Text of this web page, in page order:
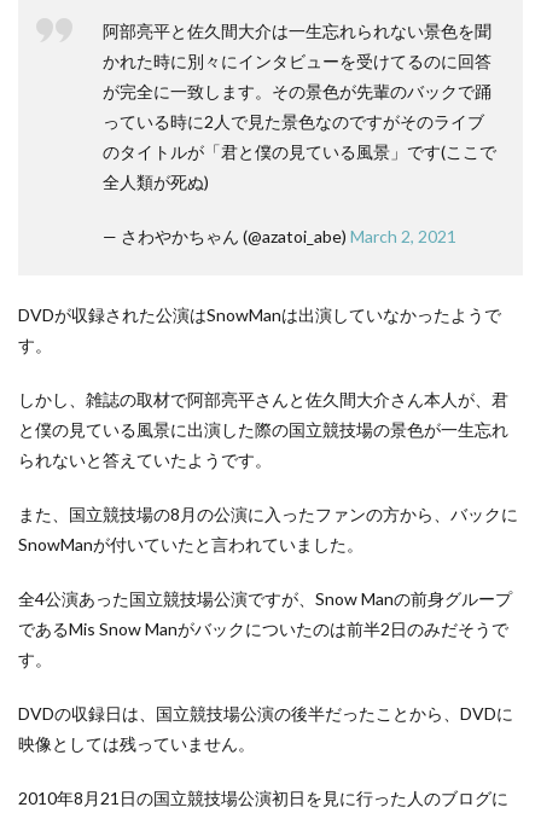
阿部亮平と佐久間大介は一生忘れられない景色を聞
かれた時に別々にインタビューを受けてるのに回答
が完全に一致します。その景色が先輩のバックで踊
っている時に2人で見た景色なのですがそのライブ
のタイトルが「君と僕の見ている風景」です(ここで
全人類が死ぬ)
— さわやかちゃん (@azatoi_abe) March 2, 2021
DVDが収録された公演はSnowManは出演していなかったようで
す。
しかし、雑誌の取材で阿部亮平さんと佐久間大介さん本人が、君
と僕の見ている風景に出演した際の国立競技場の景色が一生忘れ
られないと答えていたようです。
また、国立競技場の8月の公演に入ったファンの方から、バックに
SnowManが付いていたと言われていました。
全4公演あった国立競技場公演ですが、Snow Manの前身グループ
であるMis Snow Manがバックについたのは前半2日のみだそうで
す。
DVDの収録日は、国立競技場公演の後半だったことから、DVDに
映像としては残っていません。
2010年8月21日の国立競技場公演初日を見に行った人のブログに